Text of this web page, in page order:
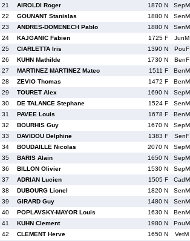
21
AIROLDI Roger 1870 N
SepM
22
GOUNANT Stanislas 1880 N
SenM
23
ANDRES-DOMENECH Pablo 1880 N
SenM
24
KAJGANIC Fabien 1725 F
JunM
25
CIARLETTA Iris 1390 N
PouF
26
KUHN Mathilde 1730 N
BenF
27
MARTINEZ MARTINEZ Mateo 1511 F
BenM
28
ZEVIO Thomas 1472 F
BenM
29
TOURET Alex 1690 N
SepM
30
DE TALANCE Stephane 1524 F
SenM
31
PAVEE Louis 1678 F
BenM
32
BOURHIS Guy 1670 N
SepM
33
DAVIDOU Delphine 1383 F
SenF
34
BOUDAILLE Nicolas 2070 N
SepM
35
BARIS Alain 1650 N
SepM
36
BILLON Olivier 1530 N
SepM
37
ADRIAN Lucien 1505 F
CadM
38
DUBOURG Lionel 1820 N
SenM
39
GIRARD Guy 1480 N
SenM
40
POPLAVSKY-MAYOR Louis 1630 N
BenM
41
KUHN Clement 1980 N
PouM
42
CLEMENT Herve 1650 N
VetM